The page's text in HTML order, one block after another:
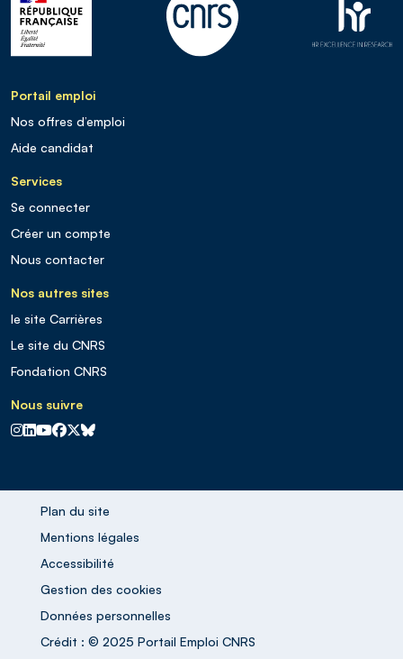
Portail emploi
Nos offres d’emploi
Aide candidat
Services
Se connecter
Créer un compte
Nous contacter
Nos autres sites
le site Carrières
Le site du CNRS
Fondation CNRS
Nous suivre
CNRS sur Instagram
CNRS sur Linkedin
CNRS sur Youtube
CNRS sur Facebook
CNRS sur X
CNRS sur Blus sky
Plan du site
Mentions légales
Accessibilité
Gestion des cookies
Données personnelles
Crédit : © 2025 Portail Emploi CNRS